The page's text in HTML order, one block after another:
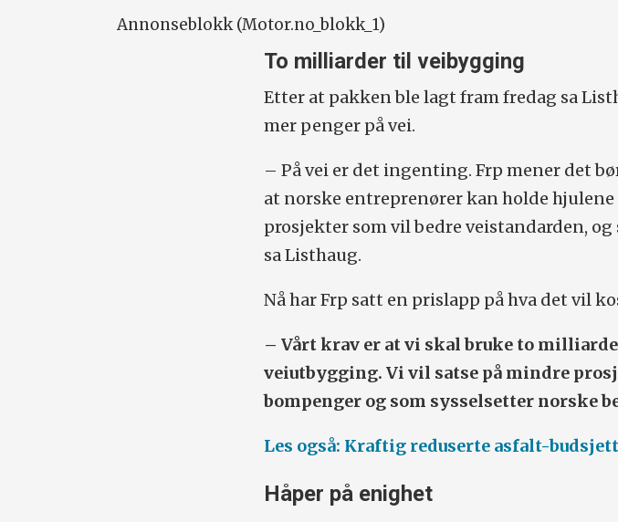
Annonseblokk (Motor.no_blokk_1)
To milliarder til veibygging
Etter at pakken ble lagt fram fredag sa
mer penger på vei.
– På vei er det ingenting. Frp mener det
at norske entreprenører kan holde
prosjekter som vil bedre veistandarden,
sa Listhaug.
Nå har Frp satt en prislapp på hva det vil
– Vårt krav er at vi skal bruke to
veiutbygging. Vi vil satse på mindre
bompenger og som sysselsetter norske
Les også: Kraftig reduserte asfalt-
Håper på enighet